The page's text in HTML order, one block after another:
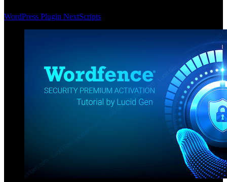
WordPress Plugin NextScripts